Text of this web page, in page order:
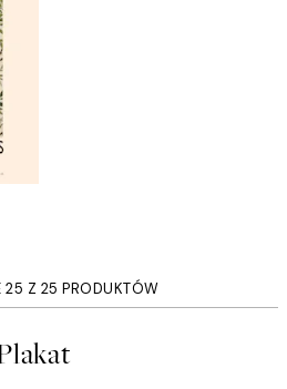
25 Z 25 PRODUKTÓW